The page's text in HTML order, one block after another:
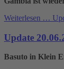
Weiterlesen …
Update
Basuto in Klein